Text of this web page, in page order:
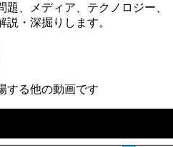
、メディア、テクノロジー、
・深掘りします。
する他の動画です